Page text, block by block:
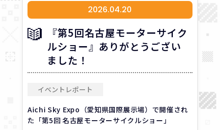
2026.04.20
『第5回名古屋モーターサイク
ルショー』ありがとうござい
ました！
イベントレポート
Aichi Sky Expo（愛知県国際展示場）で開催され
た「第5回 名古屋モーターサイクルショー」